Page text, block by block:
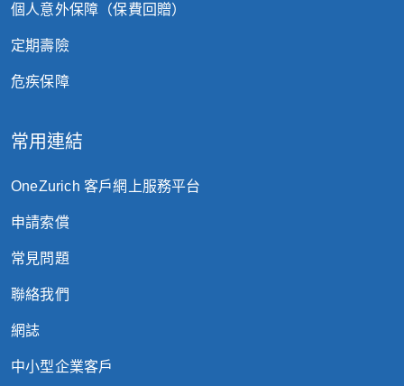
個人意外保障（保費回贈）
定期壽險
危疾保障
常用連結
OneZurich 客戶網上服務平台
申請索償
常見問題
聯絡我們
網誌
中小型企業客戶